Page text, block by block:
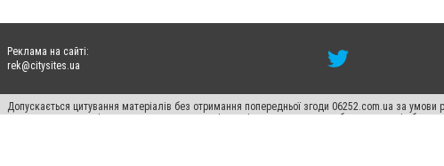
Реклама на сайті:
rek@citysites.ua
Допускається цитування матеріалів без отримання попередньої згоди 06252.com.ua за
пошукових систем гіперпосилання на цитовані статті не нижче другого абзацу в тексті або